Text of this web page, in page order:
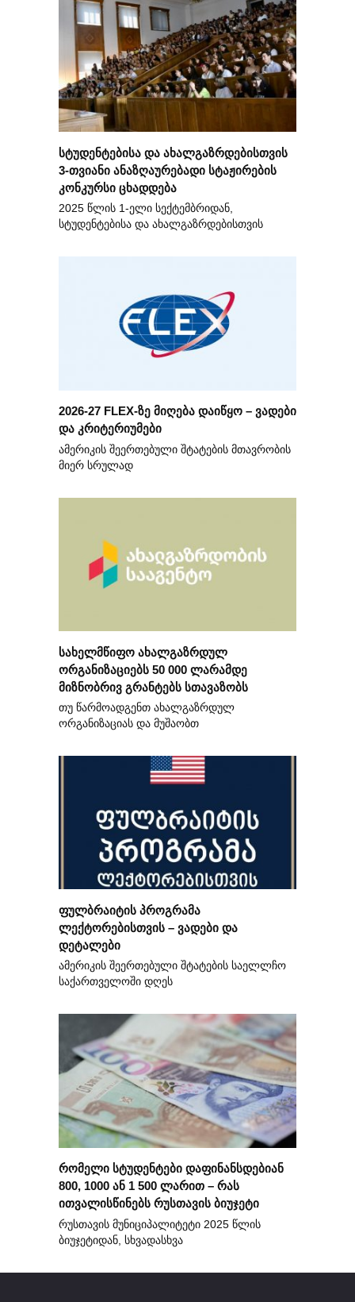
სტუდენტებისა და ახალგაზრდებისთვის
3-თვიანი ანაზღაურებადი სტაჟირების
კონკურსი ცხადდება
2025 წლის 1-ელი სექტემბრიდან,
სტუდენტებისა და ახალგაზრდებისთვის
2026-27 FLEX-ზე მიღება დაიწყო – ვადები
და კრიტერიუმები
ამერიკის შეერთებული შტატების მთავრობის
მიერ სრულად
სახელმწიფო ახალგაზრდულ
ორგანიზაციებს 50 000 ლარამდე
მიზნობრივ გრანტებს სთავაზობს
თუ წარმოადგენთ ახალგაზრდულ
ორგანიზაციას და მუშაობთ
ფულბრაიტის პროგრამა
ლექტორებისთვის – ვადები და
დეტალები
ამერიკის შეერთებული შტატების საელლჩო
საქართველოში დღეს
რომელი სტუდენტები დაფინანსდებიან
800, 1000 ან 1 500 ლარით – რას
ითვალისწინებს რუსთავის ბიუჯეტი
რუსთავის მუნიციპალიტეტი 2025 წლის
ბიუჯეტიდან, სხვადასხვა